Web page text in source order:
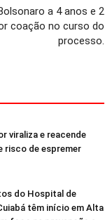
a 4 anos e 2
coação no curso do
processo.
viraliza e reacende
risco de espremer
do Hospital de
têm início em Alta